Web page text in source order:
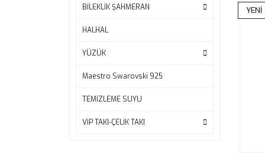
BİLEKLİK ŞAHMERAN
HALHAL
YÜZÜK
Maestro Swarovski 925
TEMİZLEME SUYU
VİP TAKI-ÇELİK TAKI
YENİ